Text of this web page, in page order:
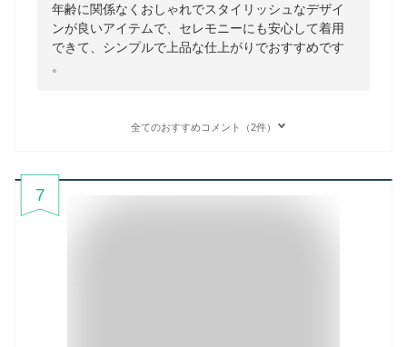
年齢に関係なくおしゃれでスタイリッシュなデザイ
ンが良いアイテムで、セレモニーにも安心して着用
できて、シンプルで上品な仕上がりでおすすめです
。
全てのおすすめコメント（2件）
7